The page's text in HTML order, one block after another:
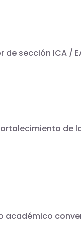
de sección ICA /
de
académico